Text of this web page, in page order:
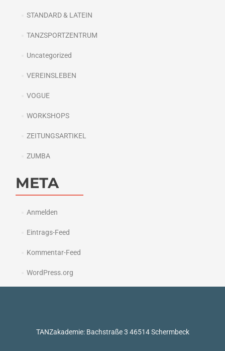
STANDARD & LATEIN
TANZSPORTZENTRUM
Uncategorized
VEREINSLEBEN
VOGUE
WORKSHOPS
ZEITUNGSARTIKEL
ZUMBA
META
Anmelden
Eintrags-Feed
Kommentar-Feed
WordPress.org
TANZakademie: Bachstraße 3 46514 Schermbeck